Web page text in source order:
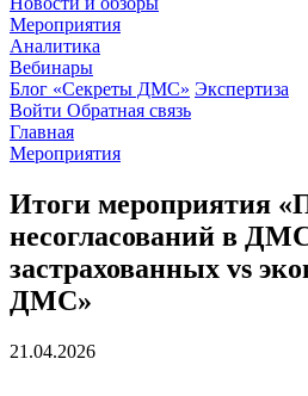
Мероприятия
Аналитика
Вебинары
Блог «Секреты ДМС» Экспертиза
Войти Обратная связь
Главная
Мероприятия
Итоги мероприятия
несогласований в
застрахованных vs
ДМС»
21.04.2026